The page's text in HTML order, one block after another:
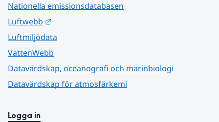
Nationella emissionsdatabasen
Luftwebb
Luftmiljödata
VattenWebb
Datavärdskap, oceanografi och marinbiologi
Datavärdskap för atmosfärkemi
Logga in